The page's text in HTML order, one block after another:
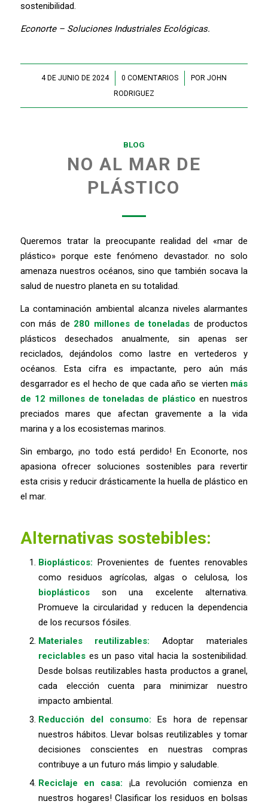
sostenibilidad.
Econorte – Soluciones Industriales Ecológicas.
4 DE JUNIO DE 2024
/ 0 COMENTARIOS
/ POR JOHN
RODRIGUEZ
BLOG
NO AL MAR DE
PLÁSTICO
Queremos tratar la preocupante realidad del «mar de
plástico» porque este fenómeno devastador. no solo
amenaza nuestros océanos, sino que también socava la
salud de nuestro planeta en su totalidad.
La contaminación ambiental alcanza niveles alarmantes
con más de 280 millones de toneladas de productos
plásticos desechados anualmente, sin apenas ser
reciclados, dejándolos como lastre en vertederos y
océanos. Esta cifra es impactante, pero aún más
desgarrador es el hecho de que cada año se vierten más
de 12 millones de toneladas de plástico en nuestros
preciados mares que afectan gravemente a la vida
marina y a los ecosistemas marinos.
Sin embargo, ¡no todo está perdido! En Econorte, nos
apasiona ofrecer soluciones sostenibles para revertir
esta crisis y reducir drásticamente la huella de plástico en
el mar.
Alternativas sostebibles:
Bioplásticos: Provenientes de fuentes renovables
como residuos agrícolas, algas o celulosa, los
bioplásticosson una excelente alternativa.
Promueve la circularidad y reducen la dependencia
de los recursos fósiles.
Materiales reutilizables: Adoptar materiales
reciclableses un paso vital hacia la sostenibilidad.
Desde bolsas reutilizables hasta productos a granel,
cada elección cuenta para minimizar nuestro
impacto ambiental.
Reducción del consumo: Es hora de repensar
nuestros hábitos. Llevar bolsas reutilizables y tomar
decisiones conscientes en nuestras compras
contribuye a un futuro más limpio y saludable.
Reciclaje en casa: ¡La revolución comienza en
nuestros hogares! Clasificar los residuos en bolsas